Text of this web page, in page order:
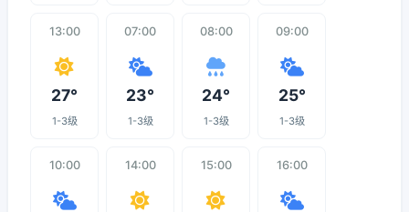
13:00
27°
1-3级
07:00
23°
1-3级
08:00
24°
1-3级
09:00
25°
1-3级
10:00 14:00 15:00 16:00